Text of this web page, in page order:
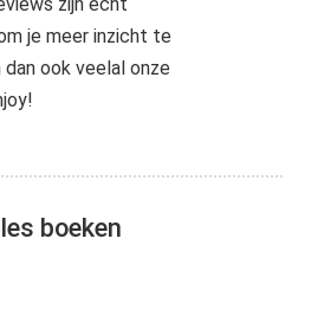
je meer inzicht te
dan ook veelal onze
boeken